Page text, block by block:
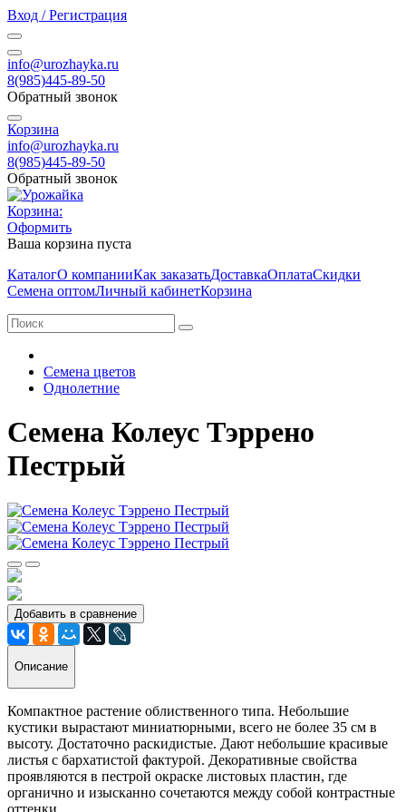
Вход / Регистрация
info@urozhayka.ru
8(985)445-89-50
Обратный звонок
Корзина
info@urozhayka.ru
8(985)445-89-50
Обратный звонок
Корзина:
Оформить
Ваша корзина пуста
КаталогО компанииКак заказатьДоставкаОплатаСкидки
Семена оптомЛичный кабинетКорзина
Семена цветов
Однолетние
Семена Колеус Тэррено
Пестрый
Добавить в сравнение
Описание
Компактное растение облиственного типа. Небольшие
кустики вырастают миниатюрными, всего не более 35 см в
высоту. Достаточно раскидистые. Дают небольшие красивые
листья с бархатистой фактурой. Декоративные свойства
проявляются в пестрой окраске листовых пластин, где
органично и изысканно сочетаются между собой контрастные
оттенки.